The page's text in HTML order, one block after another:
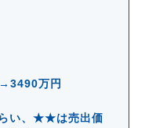
万円
い、★★は売出価